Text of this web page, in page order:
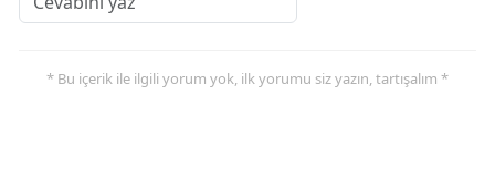
* Bu içerik ile ilgili yorum yok, ilk yorumu siz yazın, tartışalım *